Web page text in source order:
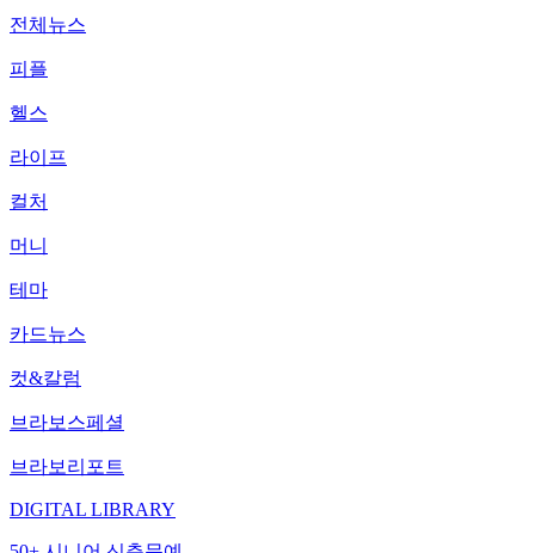
전체뉴스
피플
헬스
라이프
컬처
머니
테마
카드뉴스
컷&칼럼
브라보스페셜
브라보리포트
DIGITAL LIBRARY